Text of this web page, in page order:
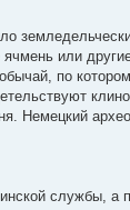
или
по
Немецкий
службы, а